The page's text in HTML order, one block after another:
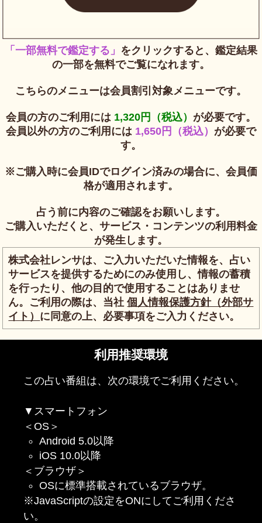
「一部無料で鑑定する」 をクリックすると、鑑定結果
の一部を無料でご覧になれます。
こちらのメニューは会員割引対象メニューです。
会員の方のご利用には 1,320円（税込） が必要です。
会員以外の方のご利用には 1,650円（税込） が必要で
す。
※ご購入時に会員IDでログイン済みの場合に、会員価
格が適用されます。
占う前に内容のご確認をお願いします。
ご購入いただくと、サービス・コンテンツの利用料金
が発生します。
株式会社レンサは、ご入力いただいた情報を、占い
サービスを提供するためにのみ使用し、情報の蓄積
を行ったり、他の目的で使用することはありませ
ん。ご利用の際は、当社個人情報保護方針（外部サ
イト） に同意の上、必要事項をご入力ください。
利用推奨環境
この占い番組は、次の環境でご利用ください。
▼スマートフォン
＜OS＞
Android 5.0以降
iOS 10.0以降
＜ブラウザ＞
OSに標準搭載されているブラウザ。
※JavaScriptの設定をONにしてご利用くださ
い。